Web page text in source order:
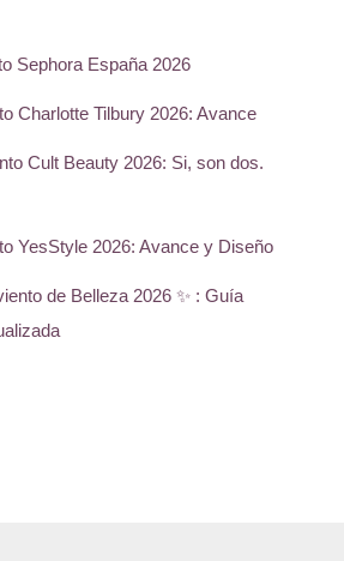
Sephora España 2026
Charlotte Tilbury 2026: Avance
Cult Beauty 2026: Si, son dos.
YesStyle 2026: Avance y Diseño
de Belleza 2026 ✨ : Guía